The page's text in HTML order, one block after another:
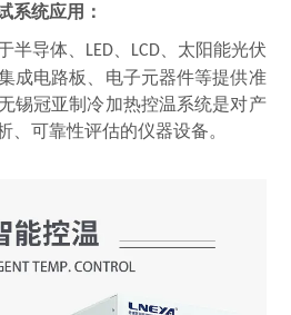
系统应用：
半导体、 LED、 LCD、太阳能光伏
成电路板、电子元器件等提供准
锡冠亚制冷加热控温系统是对产
、可靠性评估的仪器设备。